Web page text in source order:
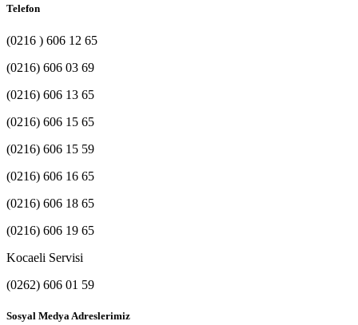
Telefon
(0216 ) 606 12 65
(0216) 606 03 69
(0216) 606 13 65
(0216) 606 15 65
(0216) 606 15 59
(0216) 606 16 65
(0216) 606 18 65
(0216) 606 19 65
Kocaeli Servisi
(0262) 606 01 59
Sosyal Medya Adreslerimiz